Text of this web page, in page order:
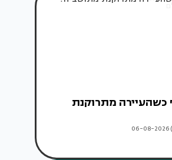
כשהעיירה מתרוקנת
06-08-2026